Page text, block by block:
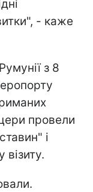
- каже
з 8
провели
і